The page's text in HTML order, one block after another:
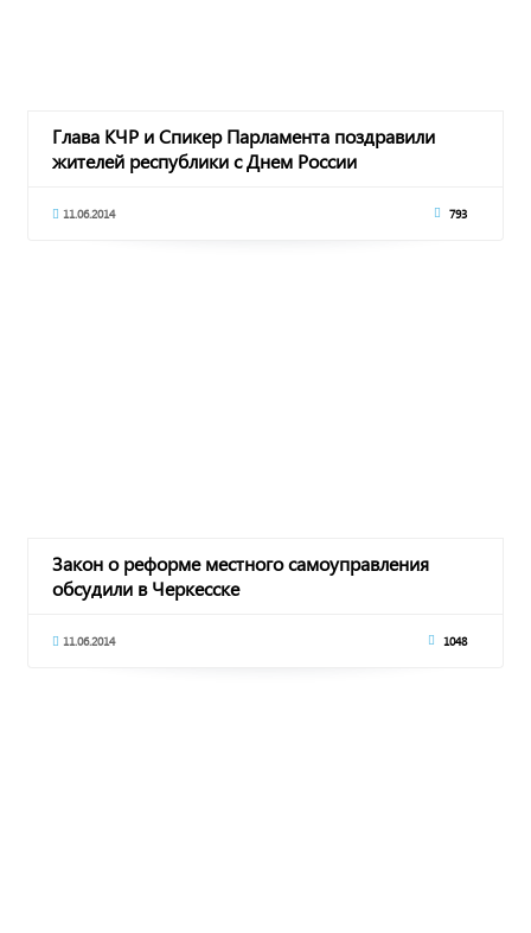
Глава КЧР и Спикер Парламента поздравили
жителей республики с Днем России
11.06.2014 793
Закон о реформе местного самоуправления
обсудили в Черкесске
11.06.2014 1048